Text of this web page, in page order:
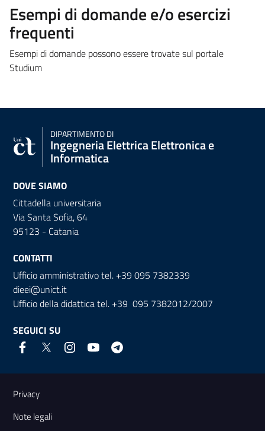
Esempi di domande e/o esercizi
frequenti
Esempi di domande possono essere trovate sul portale
Studium
DIPARTIMENTO DI
Ingegneria Elettrica Elettronica e
Informatica
DOVE SIAMO
Cittadella universitaria
Via Santa Sofia, 64
95123 - Catania
CONTATTI
Ufficio amministrativo tel. +39 095 7382339
dieei@unict.it
Ufficio della didattica tel. +39 095 7382012/2007
SEGUICI SU
Link e informazioni utili
Privacy
Note legali